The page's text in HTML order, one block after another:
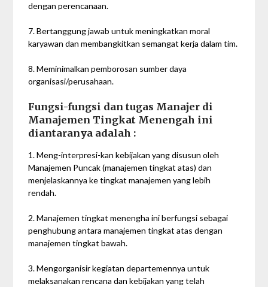
dengan perencanaan.
7. Bertanggung jawab untuk meningkatkan moral
karyawan dan membangkitkan semangat kerja dalam tim.
8. Meminimalkan pemborosan sumber daya
organisasi/perusahaan.
Fungsi-fungsi dan tugas Manajer di
Manajemen Tingkat Menengah ini
diantaranya adalah :
1. Meng-interpresi-kan kebijakan yang disusun oleh
Manajemen Puncak (manajemen tingkat atas) dan
menjelaskannya ke tingkat manajemen yang lebih
rendah.
2. Manajemen tingkat menengha ini berfungsi sebagai
penghubung antara manajemen tingkat atas dengan
manajemen tingkat bawah.
3. Mengorganisir kegiatan departemennya untuk
melaksanakan rencana dan kebijakan yang telah